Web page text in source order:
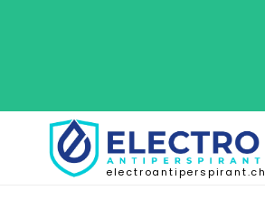
electroantiperspirant.ch